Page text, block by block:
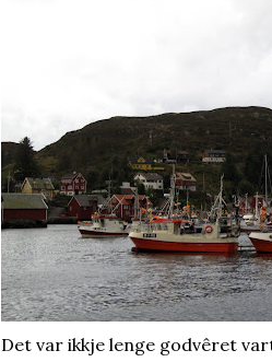
Det var ikkje lenge godvêret